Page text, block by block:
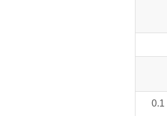
التسارع الأفقي 0.2 جرام التسارع الرأسي 0.1